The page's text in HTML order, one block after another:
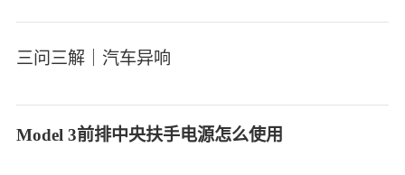
三问三解｜汽车异响
Model 3前排中央扶手电源怎么使用